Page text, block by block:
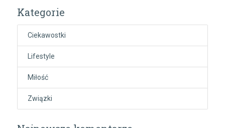
Kategorie
Ciekawostki
Lifestyle
Miłość
Związki